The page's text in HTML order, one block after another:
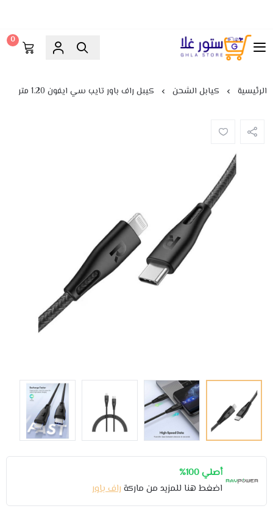
ستور غلا
0
الرئيسية كيابل الشحن كيبل راف باور تايب سي ايفون 1.20 متر
أصلي 100%
اضغط هنا للمزيد من ماركة راف باور